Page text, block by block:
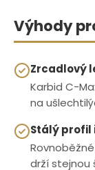
Výhody
Zrcadlový
Karbid C-
na
Stálý profil
drží stejnou